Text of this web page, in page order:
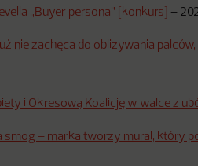
„Buyer persona” [konkurs] –
nie zachęca do oblizywania
i Okresową Koalicję w walce z
smog – marka tworzy mural, który